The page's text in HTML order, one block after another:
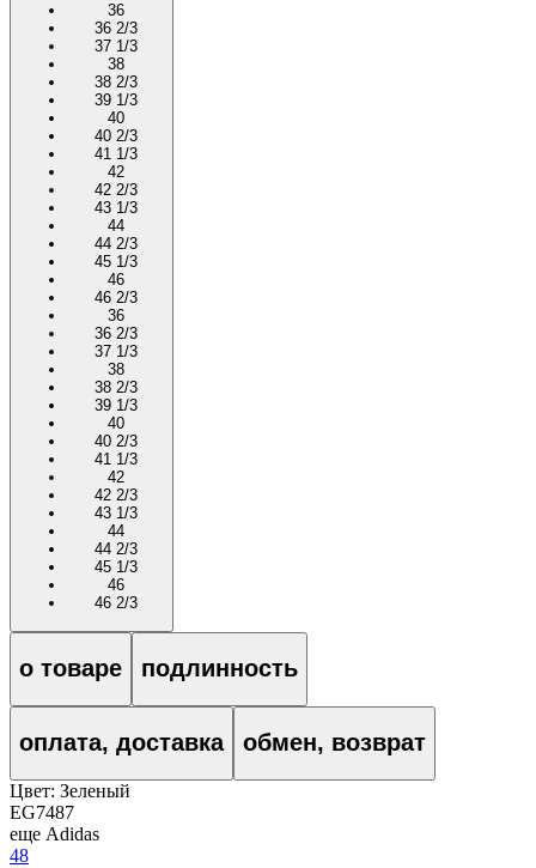
36
36 2/3
37 1/3
38
38 2/3
39 1/3
40
40 2/3
41 1/3
42
42 2/3
43 1/3
44
44 2/3
45 1/3
46
46 2/3
36
36 2/3
37 1/3
38
38 2/3
39 1/3
40
40 2/3
41 1/3
42
42 2/3
43 1/3
44
44 2/3
45 1/3
46
46 2/3
о товаре подлинность
оплата, доставка обмен, возврат
Цвет: Зеленый
EG7487
еще Adidas
48